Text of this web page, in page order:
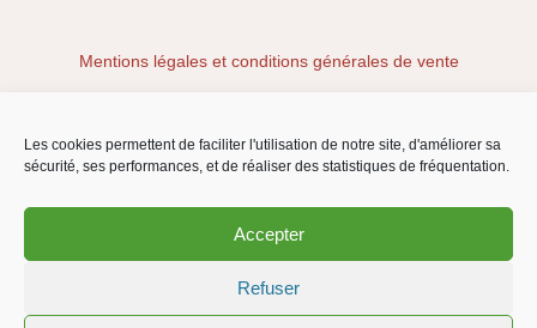
Les cookies permettent de faciliter l'utilisation de notre site, d'améliorer sa
sécurité, ses performances, et de réaliser des statistiques de fréquentation.
Accepter
Refuser
Mentions légales et conditions générales de vente
Politique de cookies (EU)
Copyright © 2026 Habitat Eco Action | WebPlusUn, des sites web éco-
responsables à Tarnos